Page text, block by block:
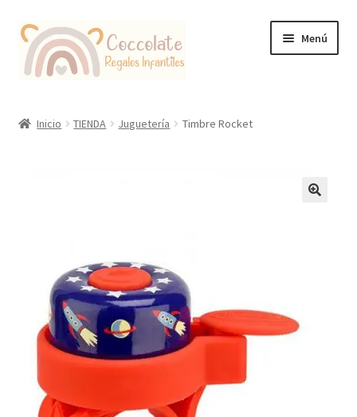
Ir
la
Ir
contenido
Menú
Inicio TIENDA Juguetería Timbre Rocket